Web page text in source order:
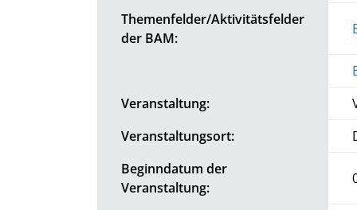
Themenfelder/Aktivitätsfelder
der BAM:
Veranstaltung:
Veranstaltungsort:
Beginndatum der
Veranstaltung: